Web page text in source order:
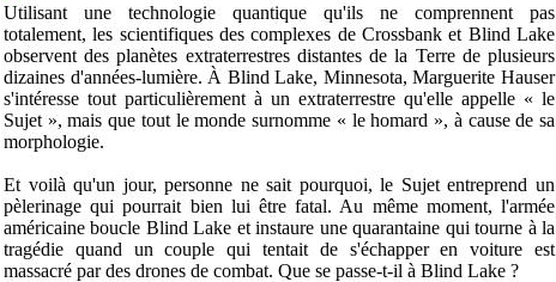
Utilisant une technologie quantique qu'ils ne comprennent pas
totalement, les scientifiques des complexes de Crossbank et Blind Lake
observent des planètes extraterrestres distantes de la Terre de plusieurs
dizaines d'années-lumière. À Blind Lake, Minnesota, Marguerite Hauser
s'intéresse tout particulièrement à un extraterrestre qu'elle appelle « le
Sujet », mais que tout le monde surnomme « le homard », à cause de sa
morphologie.
Et voilà qu'un jour, personne ne sait pourquoi, le Sujet entreprend un
pèlerinage qui pourrait bien lui être fatal. Au même moment, l'armée
américaine boucle Blind Lake et instaure une quarantaine qui tourne à la
tragédie quand un couple qui tentait de s'échapper en voiture est
massacré par des drones de combat. Que se passe-t-il à Blind Lake ?